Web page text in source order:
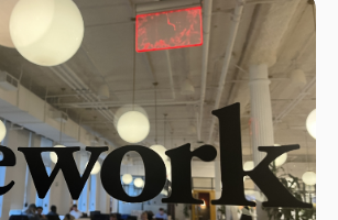
근 도시 여행을 마치고 돌아와 제조업체 및 기타
은 호텔이 미국 사업가들로 붐비는 것을
론토와 라스베이거스 등 다른 도시로의 출장을
컨퍼런스나 무역 관련 행사에 참가하기 위한 출장이다.
는 접점을 늘려야 한다"고 덧붙였다. 많은 기업들이
안 출장 없이 화상회의로 이를 대체했던 것이
위기가 팬데믹 이후에도 계속 계속될 것으로 봤다.
면 미팅으로도 중요 의사결정을 할 수 있었기
스는 '관계'가 중요했다. 단 건의 계약이 중요한게
뢰를 쌓고 지속적인 비즈니스로 상승시키기 위해서는